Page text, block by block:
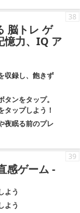
脳トレ ゲ
憶力、IQ ア
収録し、飽きず
ンをタップ。
ップしよう！
夜眠る前のプレ
38
感ゲーム -
よう
よう
39